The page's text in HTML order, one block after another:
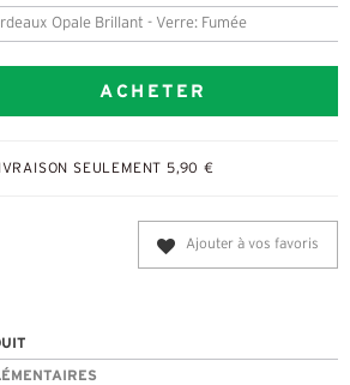
Opale Brillant - Verre: Fumée
ACHETER
SEULEMENT 5,90 €
Ajouter à vos favoris